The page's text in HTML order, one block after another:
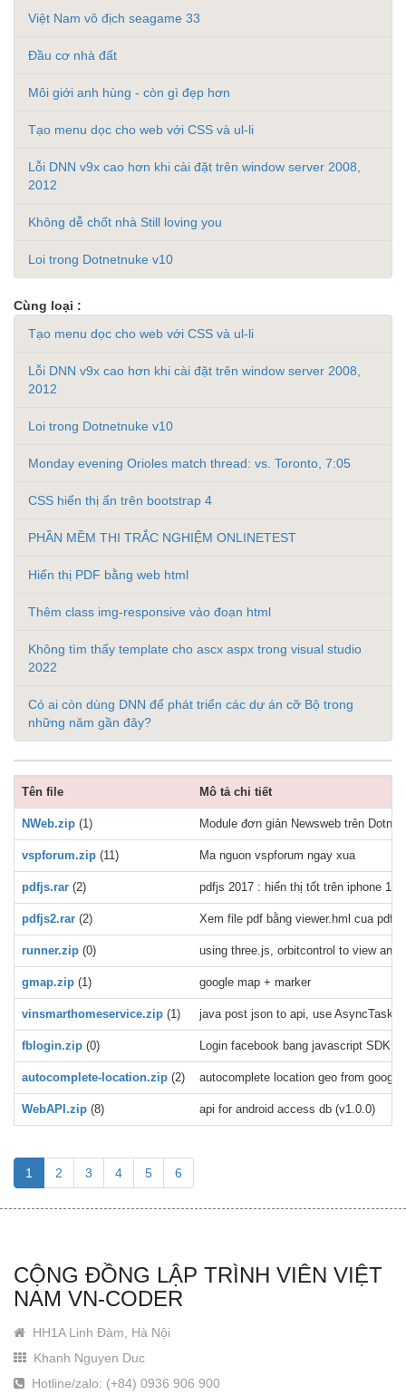
Việt Nam vô địch seagame 33
Đầu cơ nhà đất
Môi giới anh hùng - còn gì đẹp hơn
Tạo menu dọc cho web với CSS và ul-li
Lỗi DNN v9x cao hơn khi cài đặt trên window server 2008,
2012
Không dễ chốt nhà Still loving you
Loi trong Dotnetnuke v10
Cùng loại :
Tạo menu dọc cho web với CSS và ul-li
Lỗi DNN v9x cao hơn khi cài đặt trên window server 2008,
2012
Loi trong Dotnetnuke v10
Monday evening Orioles match thread: vs. Toronto, 7:05
CSS hiển thị ẩn trên bootstrap 4
PHẦN MỀM THI TRẮC NGHIỆM ONLINETEST
Hiển thị PDF bằng web html
Thêm class img-responsive vào đoạn html
Không tìm thấy template cho ascx aspx trong visual studio
2022
Có ai còn dùng DNN để phát triển các dự án cỡ Bộ trong
những năm gần đây?
Tên file Mô tả chi tiết
NWeb.zip (1) Module đơn giản Newsweb trên
vspforum.zip (11) Ma nguon vspforum ngay xua
pdfjs.rar (2) pdfjs 2017 : hiển thị tốt trên iphone
pdfjs2.rar (2) Xem file pdf bằng viewer.hml cua
runner.zip (0) using three.js, orbitcontrol to view an
gmap.zip (1) google map + marker
vinsmarthomeservice.zip (1) java post json to api, use AsyncTask,
fblogin.zip (0) Login facebook bang javascript SDK
autocomplete-location.zip (2) autocomplete location geo from
WebAPI.zip (8) api for android access db (v1.0.0)
1 2 3 4 5 6
CỘNG ĐỒNG LẬP TRÌNH VIÊN VIỆT
NAM VN-CODER
HH1A Linh Đàm, Hà Nội
Khanh Nguyen Duc
Hotline/zalo: (+84) 0936 906 900